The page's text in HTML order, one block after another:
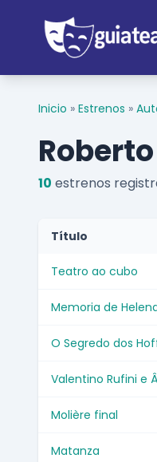
Inicio » Estrenos »
10 estrenos
Título
Teatro ao cubo
Memoria de
O Segredo dos
Valentino Rufini e
Molière final
Matanza